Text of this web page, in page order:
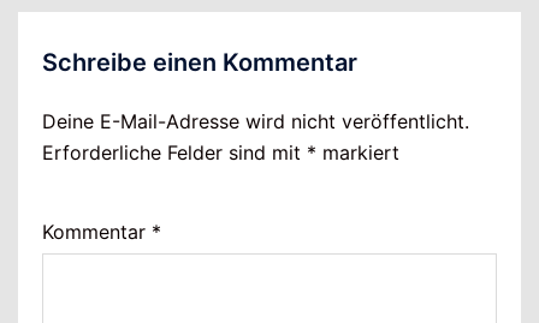
Schreibe einen Kommentar
Deine E-Mail-Adresse wird nicht veröffentlicht.
Erforderliche Felder sind mit * markiert
Kommentar *